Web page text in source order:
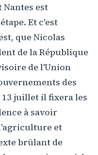
est
Et c'est
que Nicolas
de la République
de l'Union
des
13 juillet il fixera les
à savoir
et
brûlant de